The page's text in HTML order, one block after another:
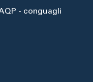
- conguagli